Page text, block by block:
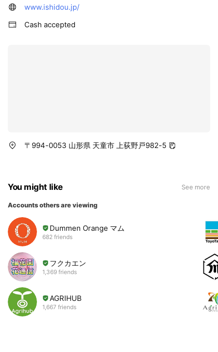
www.ishidou.jp/
Cash accepted
〒994-0053 山形県 天童市 上荻野戸982-5
You might like See more
Accounts others are viewing
Dummen Orange マム
682 friends
フクカエン
1,369 friends
AGRIHUB
1,667 friends